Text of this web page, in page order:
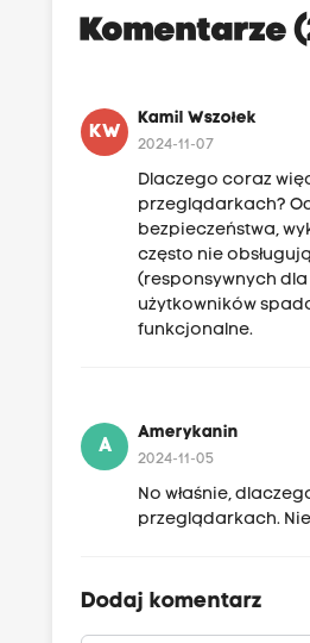
Komentarze
KW
Kamil Wszołek
2024-11-07
Dlaczego coraz
przeglądarkach?
bezpieczeństwa,
często nie
(responsywnych
użytkowników
funkcjonalne.
A
Amerykanin
2024-11-05
No właśnie,
przeglądarkach.
Dodaj komentarz